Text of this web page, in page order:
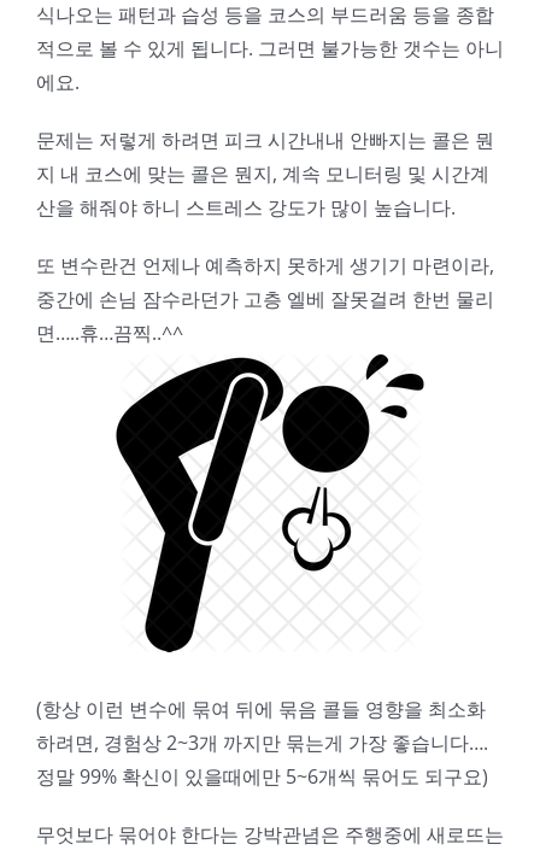
식나오는 패턴과 습성 등을 코스의 부드러움 등을 종합
적으로 볼 수 있게 됩니다. 그러면 불가능한 갯수는 아니
에요.
문제는 저렇게 하려면 피크 시간내내 안빠지는 콜은 뭔
지 내 코스에 맞는 콜은 뭔지, 계속 모니터링 및 시간계
산을 해줘야 하니 스트레스 강도가 많이 높습니다.
또 변수란건 언제나 예측하지 못하게 생기기 마련이라,
중간에 손님 잠수라던가 고층 엘베 잘못걸려 한번 물리
면…..휴…끔찍..^^
(항상 이런 변수에 묶여 뒤에 묶음 콜들 영향을 최소화
하려면, 경험상 2~3개 까지만 묶는게 가장 좋습니다….
정말 99% 확신이 있을때에만 5~6개씩 묶어도 되구요)
무엇보다 묶어야 한다는 강박관념은 주행중에 새로뜨는